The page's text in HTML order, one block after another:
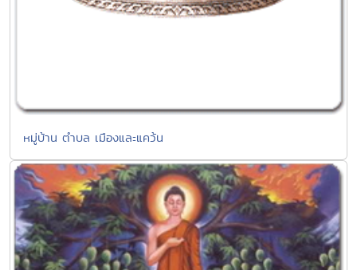
หมู่บ้าน ตำบล เมืองและแคว้น